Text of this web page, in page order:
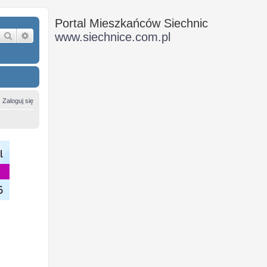
Szukaj Wyszukiwanie zaawansowane
Zaloguj się
Portal Mieszkańców Siechnic
www.siechnice.com.pl